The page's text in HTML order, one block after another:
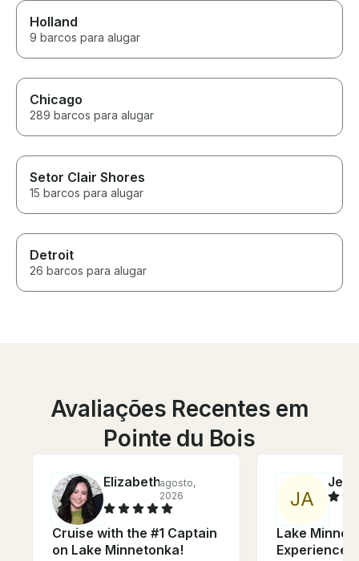
Holland
9 barcos para alugar
Chicago
289 barcos para alugar
Setor Clair Shores
15 barcos para alugar
Detroit
26 barcos para alugar
Avaliações Recentes em
Pointe du Bois
Elizabethagosto,
2026
Cruise with the #1 Captain
on Lake Minnetonka!
JA
Lake
Experience